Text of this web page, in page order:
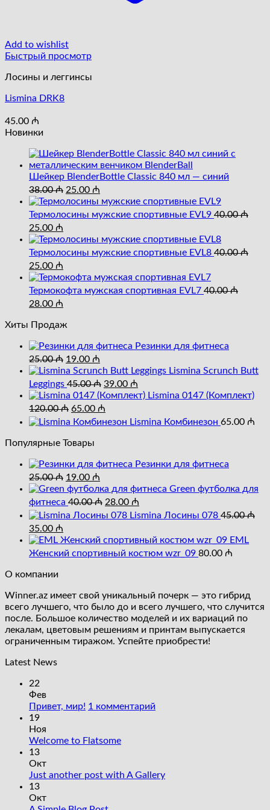
Add to wishlist
Быстрый просмотр
Лосины и леггинсы
Lismina DRK8
45.00 ₼
Новинки
Шейкер BlenderBottle Classic 840 мл — синий
38.00₼ Первоначальная
цена
составляла
25.00 ₼
цена:
25.00 ₼.
Термолосины мужские спортивные EVL9 40.00₼
Первоначальная
цена
составляла
40.00 ₼.
25.00 ₼
цена:
25.00 ₼.
Термолосины мужские спортивные EVL8 40.00₼
Первоначальная
цена
составляла
40.00 ₼.
25.00 ₼
цена:
25.00 ₼.
Термокофта мужская спортивная EVL7 40.00₼
Первоначальная
составляла
28.00 ₼
28.00 ₼.
Хиты Продаж
Резинки для фитнеса
25.00₼ Первоначальная
цена
составляла
25.00 ₼.
19.00 ₼
цена:
19.00 ₼.
Lismina Scrunch Butt
Leggings 45.00₼ Первоначальная
цена
составляла
45.00 ₼.
39.00 ₼
цена:Lismina 0147 (Комплект)
120.00₼ Первоначальная
цена
составляла
120.00 ₼.
65.00 ₼
цена: Lismina Комбинезон 65.00 ₼
Популярные Товары
Резинки для фитнеса
25.00₼ Первоначальная
цена
составляла
25.00 ₼.
19.00 ₼
цена:
19.00 ₼.
Green футболка для
фитнеса 40.00₼ Первоначальная
цена
составляла
40.00 ₼.
28.00 ₼
цена:
Lismina Лосины 078 45.00₼
Первоначальная
цена
составляла
35.00 ₼
цена:
35.00 ₼.
EML
Женский спортивный костюм wzr_09 80.00 ₼
О компании
Winner.az имеет свой уникальный почерк — это гибрид
всего лучшего, что было до и всего лучшего, что случится
после. Большое количество моделей и их вариаций по
лекалам, цветовым решениям и принтам выпускается
ограниченным тиражом. Успейте приобрести!
Latest News
22
Фев
Привет, мир! 1 комментарий
19
Ноя
Welcome to FlatsomeКомментариев
Welcome
13
Окт
Just another post with A GalleryКомментариев
13
Окт